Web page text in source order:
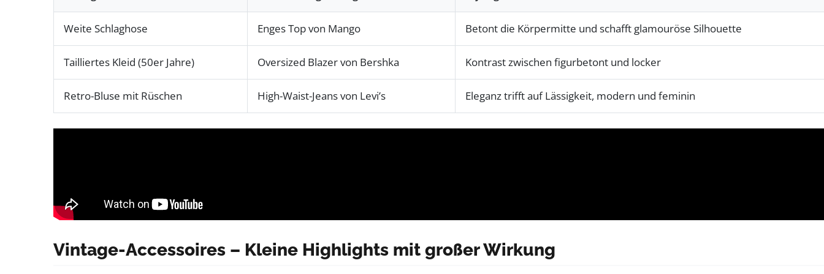
Weite Schlaghose Enges Top von Mango Betont die Körpermitte und schafft glamouröse Silhouette
Tailliertes Kleid (50er Jahre) Oversized Blazer von Bershka Kontrast zwischen figurbetont und locker
Retro-Bluse mit Rüschen High-Waist-Jeans von Levi’s Eleganz trifft auf Lässigkeit, modern und feminin
Vintage-Accessoires – Kleine Highlights mit großer Wirkung